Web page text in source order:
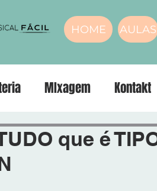
HOME AULAS
MIxagem Kontakt
Pianosque é